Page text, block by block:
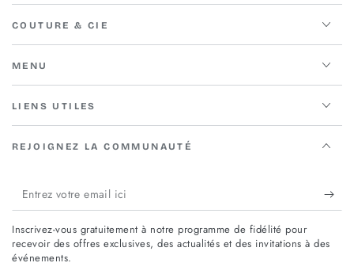
COUTURE & CIE
MENU
LIENS UTILES
REJOIGNEZ LA COMMUNAUTÉ
Entrez
votre
email
ici
Inscrivez-vous gratuitement à notre programme de fidélité pour
recevoir des offres exclusives, des actualités et des invitations à des
événements.